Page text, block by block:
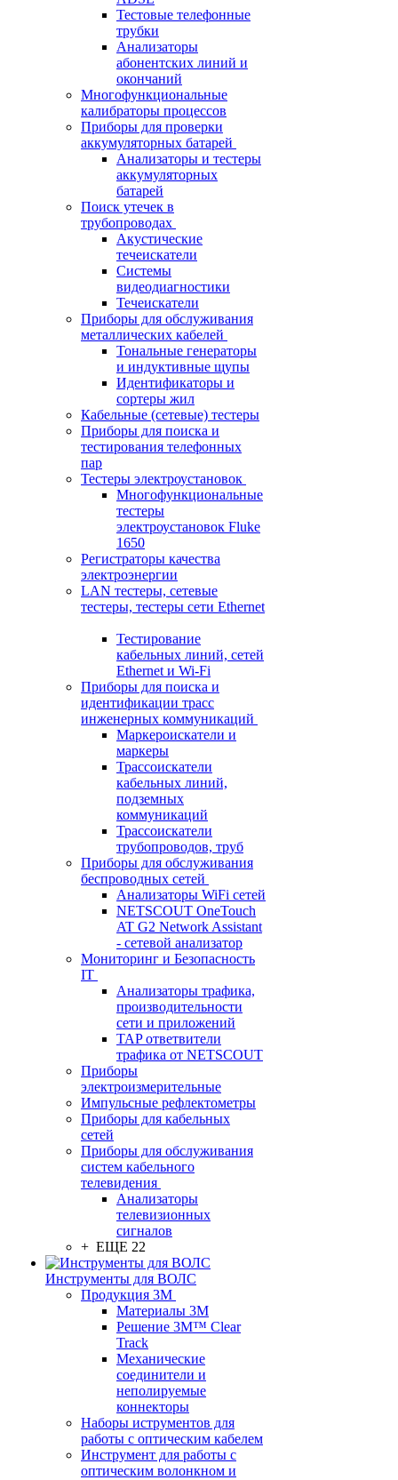
Тестовые телефонные
трубки
Анализаторы
абонентских линий и
окончаний
Многофункциональные
калибраторы процессов
Приборы для проверки
аккумуляторных батарей
Анализаторы и тестеры
аккумуляторных
батарей
Поиск утечек в
трубопроводах
Акустические
течеискатели
Системы
видеодиагностики
Течеискатели
Приборы для обслуживания
металлических кабелей
Тональные генераторы
и индуктивные щупы
Идентификаторы и
сортеры жил
Кабельные (сетевые) тестеры
Приборы для поиска и
тестирования телефонных
пар
Тестеры электроустановок
Многофункциональные
тестеры
электроустановок Fluke
1650
Регистраторы качества
электроэнергии
LAN тестеры, сетевые
тестеры, тестеры сети Ethernet
Тестирование
кабельных линий, сетей
Ethernet и Wi-Fi
Приборы для поиска и
идентификации трасс
инженерных коммуникаций
Маркероискатели и
маркеры
Трассоискатели
кабельных линий,
подземных
коммуникаций
Трассоискатели
трубопроводов, труб
Приборы для обслуживания
беспроводных сетей
Анализаторы WiFi сетей
NETSCOUT OneTouch
AT G2 Network Assistant
- сетевой анализатор
Мониторинг и Безопасность
IT
Анализаторы трафика,
производительности
сети и приложений
TAP ответвители
трафика от NETSCOUT
Приборы
электроизмерительные
Импульсные рефлектометры
Приборы для кабельных
сетей
Приборы для обслуживания
систем кабельного
телевидения
Анализаторы
телевизионных
сигналов
+ ЕЩЕ 22
Инструменты для ВОЛС
Продукция 3M
Материалы 3М
Решение 3M™ Clear
Track
Механические
соединители и
неполируемые
коннекторы
Наборы иструментов для
работы с оптическим кабелем
Инструмент для работы с
оптическим волонкном и